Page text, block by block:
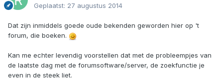
Geplaatst: 27 augustus 2014
Dat zijn inmiddels goede oude bekenden geworden hier op 't
forum, die boeken.
Kan me echter levendig voorstellen dat met de probleempjes van
de laatste dag met de forumsoftware/server, de zoekfunctie je
even in de steek liet.